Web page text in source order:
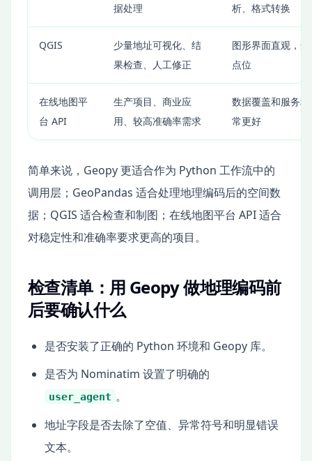
据处理
析、格式转换
QGIS
少量地址可视化、结
果检查、人工修正
图形界面直观，
点位
在线地图平
台 API
生产项目、商业应
用、较高准确率需求
数据覆盖和服务
常更好
简单来说，Geopy 更适合作为 Python 工作流中的
调用层；GeoPandas 适合处理地理编码后的空间数
据；QGIS 适合检查和制图；在线地图平台 API 适合
对稳定性和准确率要求更高的项目。
检查清单：用 Geopy 做地理编码前
后要确认什么
是否安装了正确的 Python 环境和 Geopy 库。
是否为 Nominatim 设置了明确的
user_agent 。
地址字段是否去除了空值、异常符号和明显错误
文本。